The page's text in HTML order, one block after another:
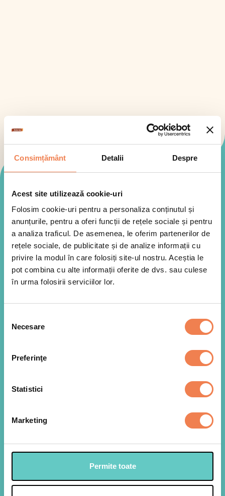
Consimțământ Detalii Despre
Acest site utilizează cookie-uri
Folosim cookie-uri pentru a personaliza conținutul și
anunțurile, pentru a oferi funcții de rețele sociale și pentru
a analiza traficul. De asemenea, le oferim partenerilor de
rețele sociale, de publicitate și de analize informații cu
privire la modul în care folosiți site-ul nostru. Aceștia le
pot combina cu alte informații oferite de dvs. sau culese
în urma folosirii serviciilor lor.
consimțământului
Necesare
Preferinţe
Statistici
Marketing
Permite toate
Lasam mango sa se decongeleze la temperatura
camerei. 150 g de mango pasam cu blenderul
vertical sa obtinem un piure, iar 50 g pastram
2
omogena. Adaugam apoi pe rand laptele, piureul
fiecare.